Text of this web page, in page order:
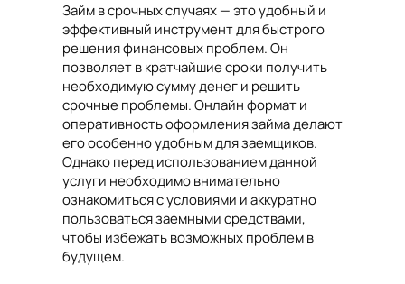
Займ в срочных случаях — это удобный и
эффективный инструмент для быстрого
решения финансовых проблем. Он
позволяет в кратчайшие сроки получить
необходимую сумму денег и решить
срочные проблемы. Онлайн формат и
оперативность оформления займа делают
его особенно удобным для заемщиков.
Однако перед использованием данной
услуги необходимо внимательно
ознакомиться с условиями и аккуратно
пользоваться заемными средствами,
чтобы избежать возможных проблем в
будущем.